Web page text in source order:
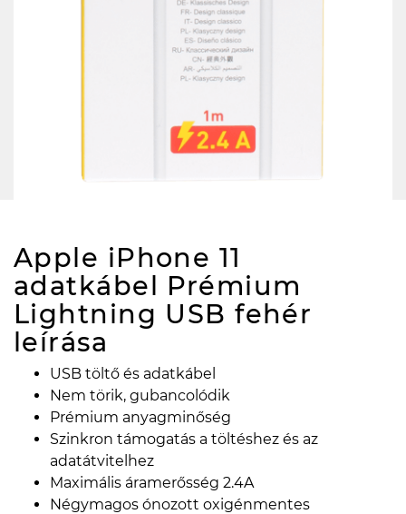
Apple iPhone 11
adatkábel Prémium
Lightning USB fehér
leírása
USB töltő és adatkábel
Nem törik, gubancolódik
Prémium anyagminőség
Szinkron támogatás a töltéshez és az
adatátvitelhez
Maximális áramerősség 2.4A
Négymagos ónozott oxigénmentes